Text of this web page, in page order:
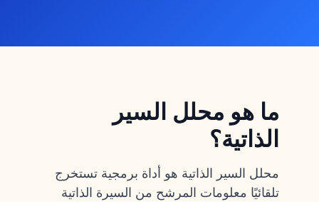
ما هو محلل السير
الذاتية؟
محلل السير الذاتية هو أداة برمجية تستخرج
تلقائيًا معلومات المرشح من السيرة الذاتية